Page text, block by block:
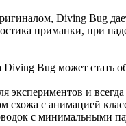
Diving Bug
приманки, при
Bug может стать
экспериментов и
с анимацией
с минимальными